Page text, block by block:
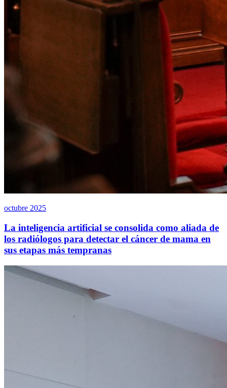
octubre 2025
La inteligencia artificial se consolida como aliada de
los radiólogos para detectar el cáncer de mama en
sus etapas más tempranas